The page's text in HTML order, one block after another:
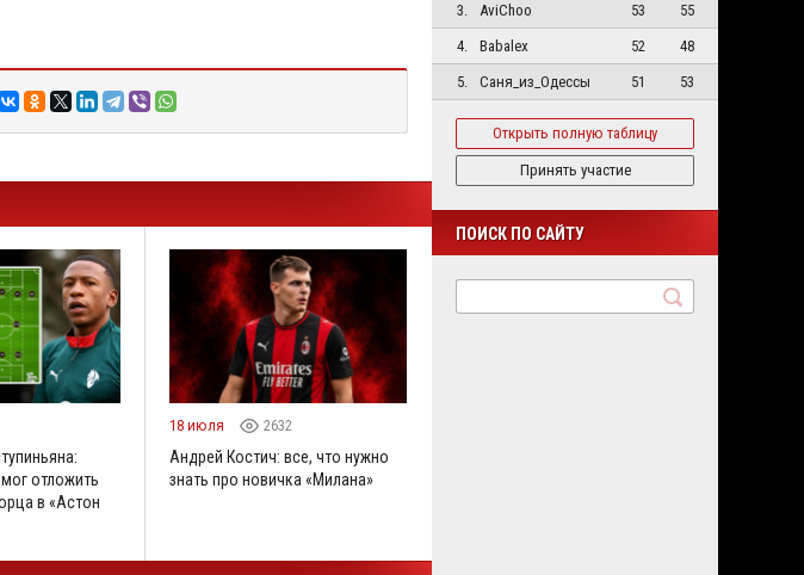
отложить
в «Астон
18 июля 2632
Андрей Костич: все, что нужно
знать про новичка «Милана»
3.
AviChoo 53
55
4.
Babalex 52
48
5.
Саня_из_Одессы 51 53
Открыть полную таблицу
Принять участие
ПОИСК ПО САЙТУ